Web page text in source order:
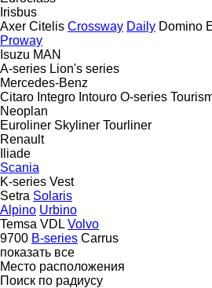
Irisbus
Axer Citelis Crossway Daily Domino
Proway
Isuzu MAN
A-series Lion's series
Mercedes-Benz
Citaro Integro Intouro O-series
Neoplan
Euroliner Skyliner Tourliner
Renault
Iliade
Scania
K-series Vest
Setra Solaris
Alpino Urbino
Temsa VDL Volvo
9700 B-series Carrus
показать все
Место расположения
Поиск по радиусу